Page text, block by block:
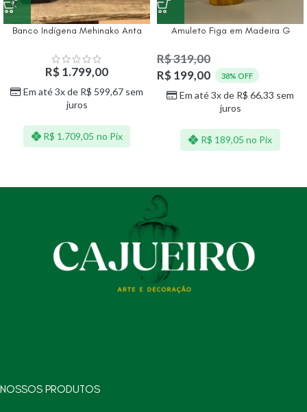
Banco Indígena Mehinako Anta
R$1.799,00
Em até 3x de R$ 599,67 sem
juros
R$ 1.709,05 no Pix
Amuleto Figa em Madeira G
R$319,00
R$199,00 38% OFF
Em até 3x de R$ 66,33 sem
juros
R$ 189,05 no Pix
NOSSOS PRODUTOS